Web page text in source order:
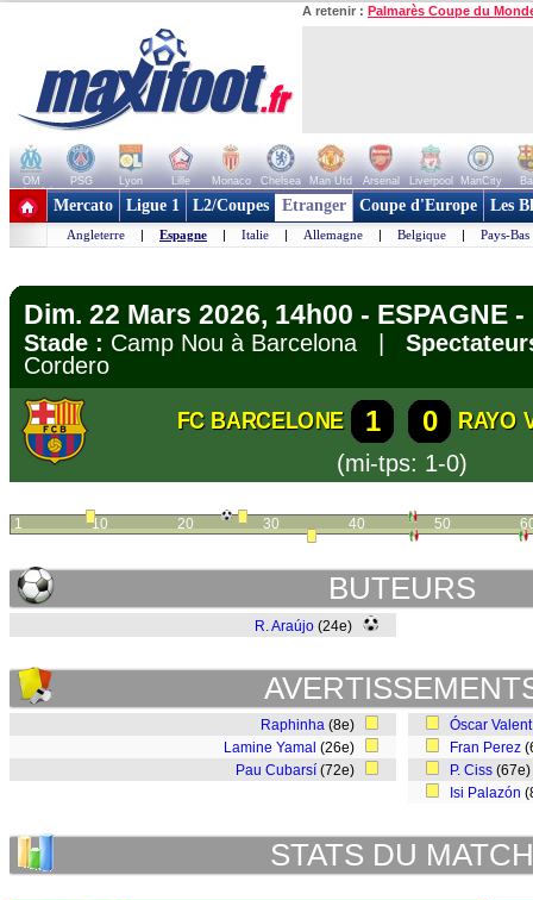
A retenir : Palmarès Coupe du
OM PSG Lyon Lille Monaco Chelsea Man Utd Arsenal Liverpool ManCity
+ de clubs
Mercato Ligue 1 L2/Coupes Etranger Coupe d'Europe Les
Angleterre | Espagne | Italie | Allemagne | Belgique | Pays-Bas
Dim. 22 Mars 2026, 14h00 - ESPAGNE
Stade : Camp Nou à Barcelona |
Cordero
FC BARCELONE 1 0
RAYO
(mi-tps: 1-0)
1 10 20 30 40 50
BUTEURS
R. Araújo (24e)
Raphinha (8e)
Lamine Yamal (26e)
Pau Cubarsí (72e)
Óscar
Fran Perez
P. Ciss
Isi Palazón
STATS DU MATCH